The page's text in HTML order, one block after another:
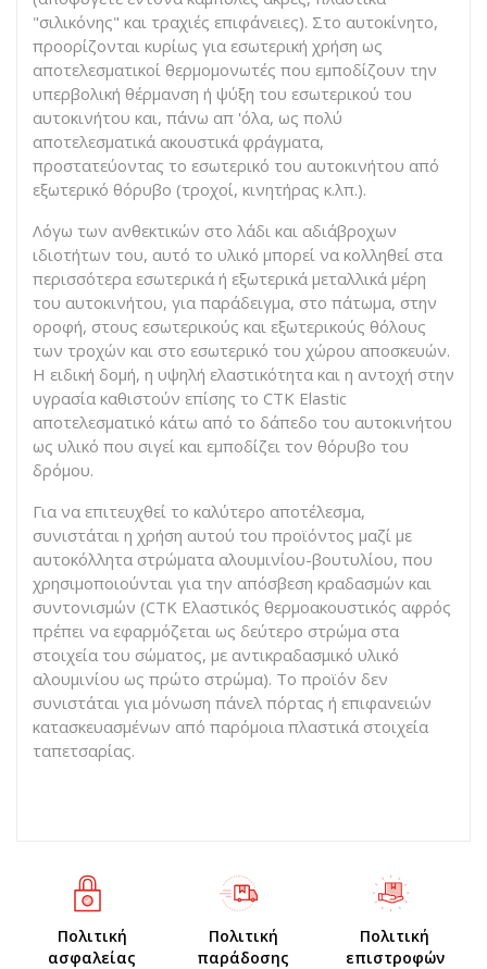
"σιλικόνης" και τραχιές επιφάνειες). Στο αυτοκίνητο,
προορίζονται κυρίως για εσωτερική χρήση ως
αποτελεσματικοί θερμομονωτές που εμποδίζουν την
υπερβολική θέρμανση ή ψύξη του εσωτερικού του
αυτοκινήτου και, πάνω απ 'όλα, ως πολύ
αποτελεσματικά ακουστικά φράγματα,
προστατεύοντας το εσωτερικό του αυτοκινήτου από
εξωτερικό θόρυβο (τροχοί, κινητήρας κ.λπ.).
Λόγω των ανθεκτικών στο λάδι και αδιάβροχων
ιδιοτήτων του, αυτό το υλικό μπορεί να κολληθεί στα
περισσότερα εσωτερικά ή εξωτερικά μεταλλικά μέρη
του αυτοκινήτου, για παράδειγμα, στο πάτωμα, στην
οροφή, στους εσωτερικούς και εξωτερικούς θόλους
των τροχών και στο εσωτερικό του χώρου αποσκευών.
Η ειδική δομή, η υψηλή ελαστικότητα και η αντοχή στην
υγρασία καθιστούν επίσης το CTK Elastic
αποτελεσματικό κάτω από το δάπεδο του αυτοκινήτου
ως υλικό που σιγεί και εμποδίζει τον θόρυβο του
δρόμου.
Για να επιτευχθεί το καλύτερο αποτέλεσμα,
συνιστάται η χρήση αυτού του προϊόντος μαζί με
αυτοκόλλητα στρώματα αλουμινίου-βουτυλίου, που
χρησιμοποιούνται για την απόσβεση κραδασμών και
συντονισμών (CTK Ελαστικός θερμοακουστικός αφρός
πρέπει να εφαρμόζεται ως δεύτερο στρώμα στα
στοιχεία του σώματος, με αντικραδασμικό υλικό
αλουμινίου ως πρώτο στρώμα). Το προϊόν δεν
συνιστάται για μόνωση πάνελ πόρτας ή επιφανειών
κατασκευασμένων από παρόμοια πλαστικά στοιχεία
ταπετσαρίας.
Πολιτική
ασφαλείας
Πολιτική
παράδοσης
Πολιτική
επιστροφών